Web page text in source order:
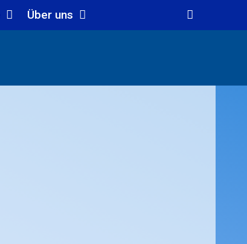
Über uns